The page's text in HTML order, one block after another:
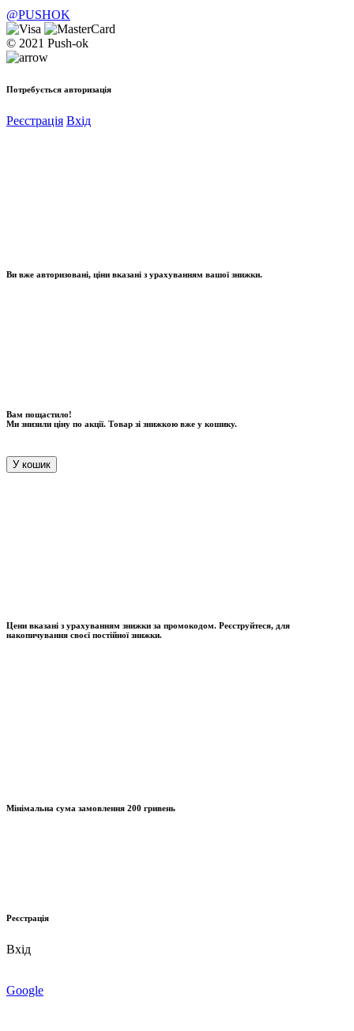
@PUSHOK
© 2021 Push-ok
Потребується авторизація
Реєстрація Вхід
Ви вже авторизовані, ціни вказані з урахуванням вашої знижки.
Вам пощастило!
Ми знизили ціну по акції. Товар зі знижкою вже у кошику.
У кошик
Цени вказані з урахуванням знижки за промокодом. Реєструйтеся, для
накопичування своєї постійної знижки.
Мінімальна сума замовлення 200 гривень
Реєстрація
Вхід
Google